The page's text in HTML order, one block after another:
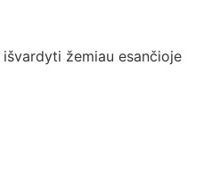
žemiau esančioje